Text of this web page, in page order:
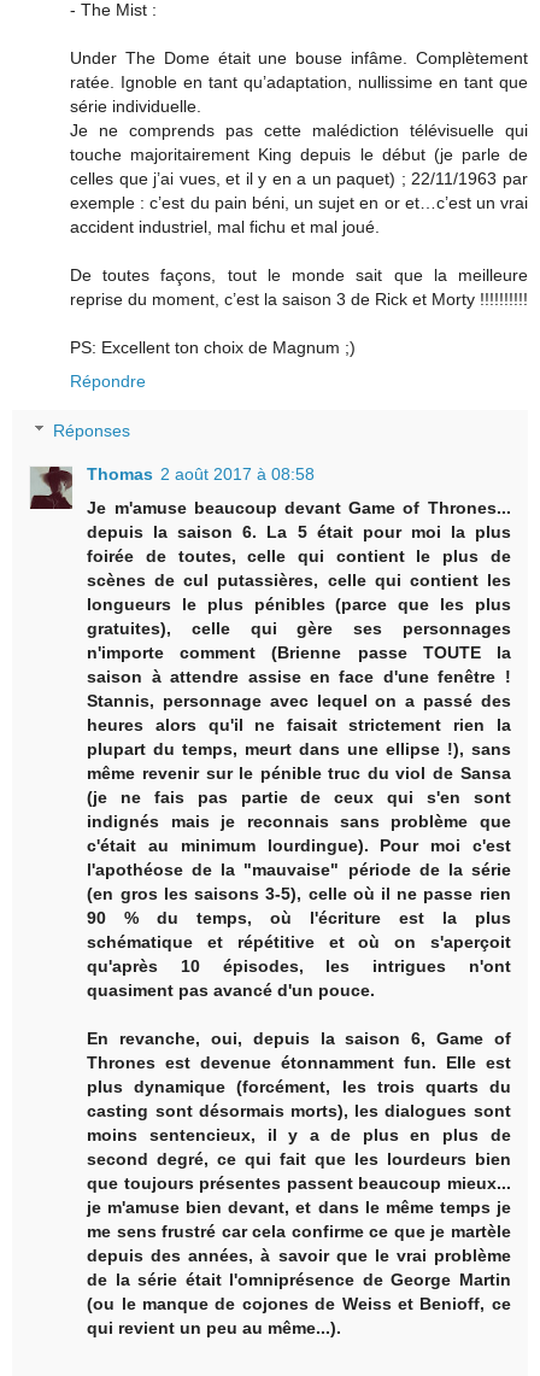
- The Mist :
Under The Dome était une bouse infâme. Complètement
ratée. Ignoble en tant qu’adaptation, nullissime en tant que
série individuelle.
Je ne comprends pas cette malédiction télévisuelle qui
touche majoritairement King depuis le début (je parle de
celles que j’ai vues, et il y en a un paquet) ; 22/11/1963 par
exemple : c’est du pain béni, un sujet en or et…c’est un vrai
accident industriel, mal fichu et mal joué.
De toutes façons, tout le monde sait que la meilleure
reprise du moment, c’est la saison 3 de Rick et Morty !!!!!!!!!!
PS: Excellent ton choix de Magnum ;)
Répondre
Réponses
Thomas 2 août 2017 à 08:58
Je m'amuse beaucoup devant Game of Thrones...
depuis la saison 6. La 5 était pour moi la plus
foirée de toutes, celle qui contient le plus de
scènes de cul putassières, celle qui contient les
longueurs le plus pénibles (parce que les plus
gratuites), celle qui gère ses personnages
n'importe comment (Brienne passe TOUTE la
saison à attendre assise en face d'une fenêtre !
Stannis, personnage avec lequel on a passé des
heures alors qu'il ne faisait strictement rien la
plupart du temps, meurt dans une ellipse !), sans
même revenir sur le pénible truc du viol de Sansa
(je ne fais pas partie de ceux qui s'en sont
indignés mais je reconnais sans problème que
c'était au minimum lourdingue). Pour moi c'est
l'apothéose de la "mauvaise" période de la série
(en gros les saisons 3-5), celle où il ne passe rien
90 % du temps, où l'écriture est la plus
schématique et répétitive et où on s'aperçoit
qu'après 10 épisodes, les intrigues n'ont
quasiment pas avancé d'un pouce.
En revanche, oui, depuis la saison 6, Game of
Thrones est devenue étonnamment fun. Elle est
plus dynamique (forcément, les trois quarts du
casting sont désormais morts), les dialogues sont
moins sentencieux, il y a de plus en plus de
second degré, ce qui fait que les lourdeurs bien
que toujours présentes passent beaucoup mieux...
je m'amuse bien devant, et dans le même temps je
me sens frustré car cela confirme ce que je martèle
depuis des années, à savoir que le vrai problème
de la série était l'omniprésence de George Martin
(ou le manque de cojones de Weiss et Benioff, ce
qui revient un peu au même...).